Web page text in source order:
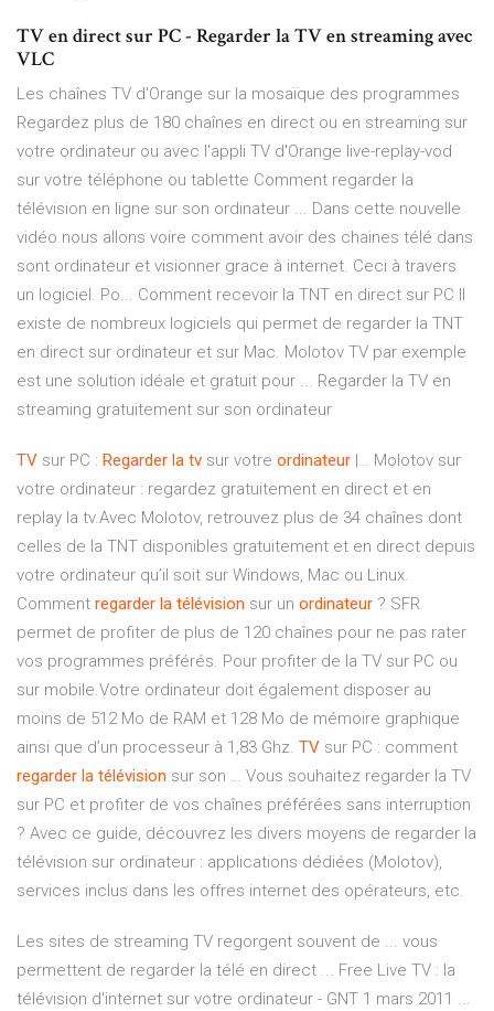
TV en direct sur PC - Regarder la TV en streaming avec
VLC
Les chaînes TV d'Orange sur la mosaïque des programmes
Regardez plus de 180 chaînes en direct ou en streaming sur
votre ordinateur ou avec l'appli TV d'Orange live-replay-vod
sur votre téléphone ou tablette Comment regarder la
télévision en ligne sur son ordinateur ... Dans cette nouvelle
vidéo nous allons voire comment avoir des chaines télé dans
sont ordinateur et visionner grace à internet. Ceci à travers
un logiciel. Po... Comment recevoir la TNT en direct sur PC Il
existe de nombreux logiciels qui permet de regarder la TNT
en direct sur ordinateur et sur Mac. Molotov TV par exemple
est une solution idéale et gratuit pour ... Regarder la TV en
streaming gratuitement sur son ordinateur
TV sur PC : Regarder la tv sur votre ordinateur |… Molotov sur
votre ordinateur : regardez gratuitement en direct et en
replay la tv.Avec Molotov, retrouvez plus de 34 chaînes dont
celles de la TNT disponibles gratuitement et en direct depuis
votre ordinateur qu’il soit sur Windows, Mac ou Linux.
Comment regarder la télévision sur un ordinateur ? SFR
permet de profiter de plus de 120 chaînes pour ne pas rater
vos programmes préférés. Pour profiter de la TV sur PC ou
sur mobile.Votre ordinateur doit également disposer au
moins de 512 Mo de RAM et 128 Mo de mémoire graphique
ainsi que d’un processeur à 1,83 Ghz. TV sur PC : comment
regarder la télévision sur son … Vous souhaitez regarder la TV
sur PC et profiter de vos chaînes préférées sans interruption
? Avec ce guide, découvrez les divers moyens de regarder la
télévision sur ordinateur : applications dédiées (Molotov),
services inclus dans les offres internet des opérateurs, etc.
Les sites de streaming TV regorgent souvent de ... vous
permettent de regarder la télé en direct ... Free Live TV : la
télévision d'internet sur votre ordinateur - GNT 1 mars 2011 ...